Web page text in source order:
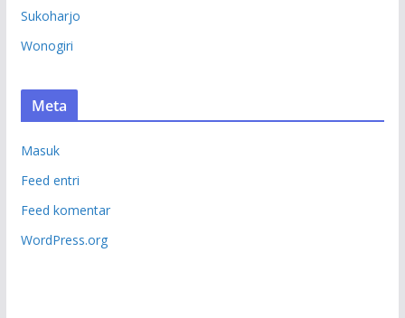
Sukoharjo
Wonogiri
Meta
Masuk
Feed entri
Feed komentar
WordPress.org